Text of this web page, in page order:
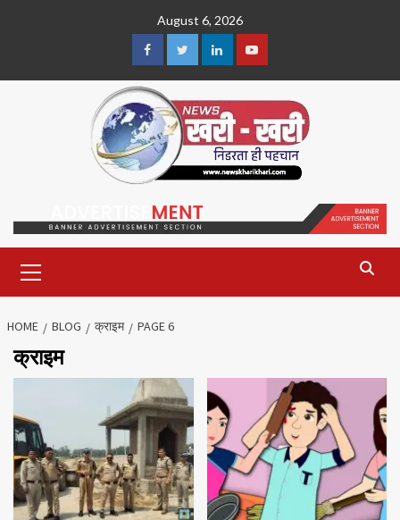
August 6, 2026
FacebookTwitterLinkedinYoutube
Menu
HOME BLOG क्राइम PAGE 6
क्राइम